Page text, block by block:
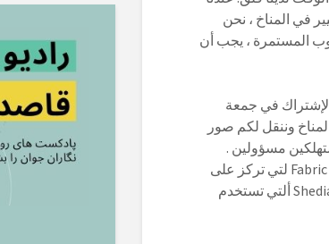
في المناخ ، نحن
المستمرة ، يجب أن
.
بالإشتراك في جمعة
وننقل لكم صور
مسؤولين .
لتي تركز على
ألتي تستخدم